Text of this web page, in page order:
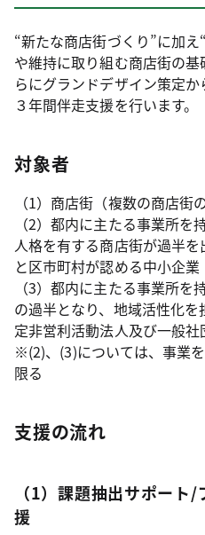
“新たな商店街づくり”に加
や維持に取り組む商店街の
らにグランドデザイン策定
３年間伴走支援を行います。
対象者
（1）商店街（複数の商店街
（2）都内に主たる事業所
人格を有する商店街が過半
と区市町村が認める中小企業
（3）都内に主たる事業所
の過半となり、地域活性化
定非営利活動法人及び一般社
※(2)、(3)については、事業
限る
支援の流れ
（1）課題抽出サポート
援